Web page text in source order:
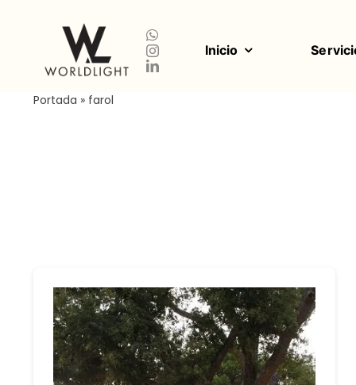
contenido
Inicio
Portada » farol